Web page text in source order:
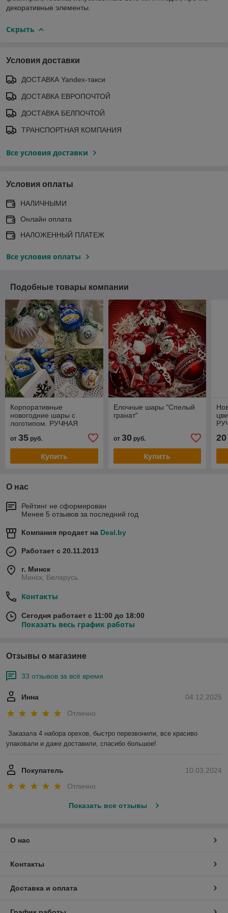
декоративные элементы.
Скрыть
Условия доставки
ДОСТАВКА Yandex-такси
ДОСТАВКА ЕВРОПОЧТОЙ
ДОСТАВКА БЕЛПОЧТОЙ
ТРАНСПОРТНАЯ КОМПАНИЯ
Все условия доставки
Условия оплаты
НАЛИЧНЫМИ
Онлайн оплата
НАЛОЖЕННЫЙ ПЛАТЕЖ
Все условия оплаты
Подобные товары компании
Корпоративные
новогодние шары с
логотипом. РУЧНАЯ
от 35 руб.
Купить
Елочные шары "Спелый
гранат"
от 30руб.
Купить
20
О нас
Рейтинг не сформирован
Менее 5 отзывов за последний год
Компания продает на Deal.by
Работает с 20.11.2013
г. Минск
Минск, Беларусь
Контакты
Сегодня работает с 11:00 до 18:00
Показать весь график работы
Отзывы о магазине
33 отзывов за всё время
04.12.2025
Инна
Отлично
Заказала 4 набора орехов, быстро перезвонили, все красиво
упаковали и даже доставили, спасибо большое!
10.03.2024
Покупатель
Отлично
Показать все отзывы
О нас
Контакты
Доставка и оплата